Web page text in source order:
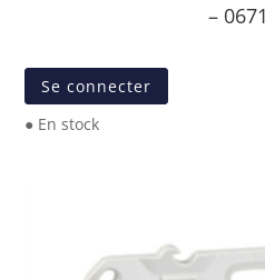
–
Se connecter
● En stock